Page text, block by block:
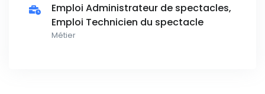
Emploi Administrateur de spectacles,
Emploi Technicien du spectacle
Métier